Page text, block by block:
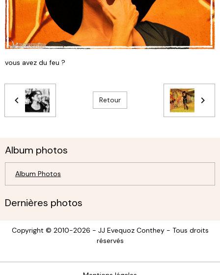
vous avez du feu ?
Retour
Album photos
Album Photos
Dernières photos
Copyright © 2010-2026 - JJ Evequoz Conthey - Tous droits
réservés